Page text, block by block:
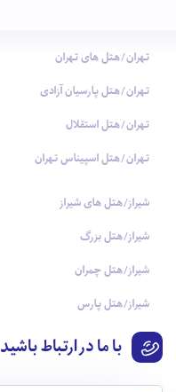
تهران/هتل های تهران
تهران/هتل پارسیان آزادی
تهران/هتل استقلال
تهران/هتل اسپیناس تهران
شیراز/هتل های شیراز
شیراز/هتل بزرگ
شیراز/هتل چمران
شیراز/هتل پارس
با ما در ارتباط باشید